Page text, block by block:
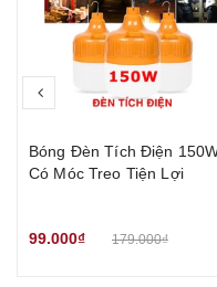
Bóng Đèn Tích Điện
Có Móc Treo Tiện Lợi
99.000₫ 179.000₫